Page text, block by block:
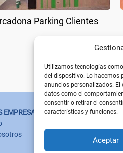
Utilizamos tecnologías
del dispositivo. Lo hacemos
anuncios personalizados.
datos como el
consentir o retirar el
características y funciones.
Aceptar
Parking Clientes
EMPRESA